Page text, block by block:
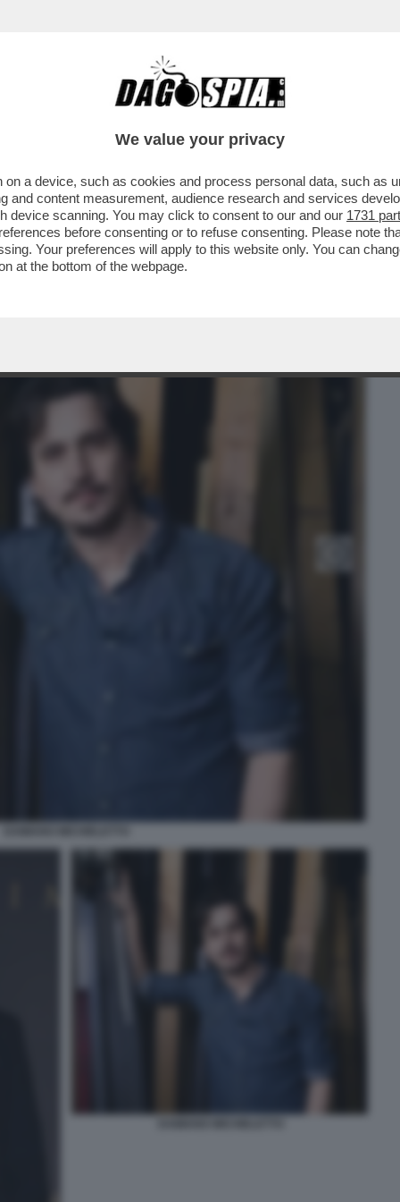
CAFONAL CRONACHE
ARRIVA ALLA SCALA – DALL’8
DI BIZET...
We value your privacy
a device, such as cookies and process personal data, such as
and content measurement, audience research and services
device scanning. You may click to consent to our and our 1731
before consenting or to refuse consenting. Please note
Your preferences will apply to this website only. You can
at the bottom of the webpage.